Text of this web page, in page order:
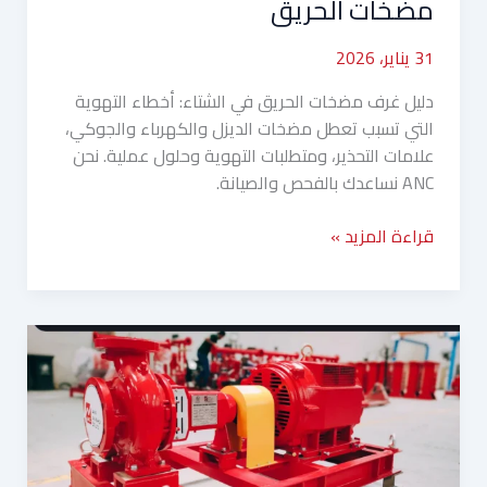
مضخات الحريق
31 يناير، 2026
دليل غرف مضخات الحريق في الشتاء: أخطاء التهوية
التي تسبب تعطل مضخات الديزل والكهرباء والجوكي،
علامات التحذير، ومتطلبات التهوية وحلول عملية. نحن
ANC نساعدك بالفحص والصيانة.
قراءة المزيد »
غرف
الكهرباء
في
كيف
تمنع